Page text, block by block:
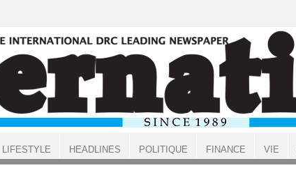
LIFESTYLE HEADLINES POLITIQUE FINANCE VIE